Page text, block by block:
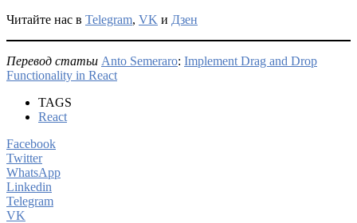
Читайте нас в Telegram, VK и Дзен
Перевод статьи Anto Semeraro: Implement Drag and Drop
Functionality in React
TAGS
React
Facebook
Twitter
WhatsApp
Linkedin
Telegram
VK